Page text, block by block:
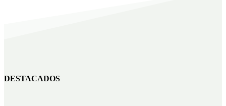
DESTACADOS